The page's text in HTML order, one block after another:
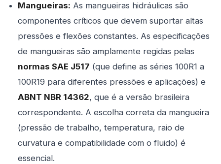
Mangueiras: As mangueiras hidráulicas são
componentes críticos que devem suportar altas
pressões e flexões constantes. As especificações
de mangueiras são amplamente regidas pelas
normas SAE J517 (que define as séries 100R1 a
100R19 para diferentes pressões e aplicações) e
ABNT NBR 14362, que é a versão brasileira
correspondente. A escolha correta da mangueira
(pressão de trabalho, temperatura, raio de
curvatura e compatibilidade com o fluido) é
essencial.